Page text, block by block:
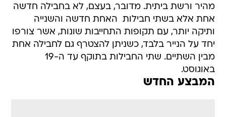
מהיר ורשת ביתית. מדובר, בעצם, לא בחבילה חדשה
אחת אלא בשתי חבילות  האחת חדשה והשנייה
ותיקה יותר, עם תקופות התחייבות שונות, אשר צורפו
יחד על הנייר בלבד, כשניתן להצטרף גם לחבילה אחת
מבין השתיים. שתי החבילות בתוקף עד ה-19
באוגוסט.
המבצע החדש